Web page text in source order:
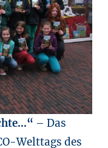
– Das
Welttags des